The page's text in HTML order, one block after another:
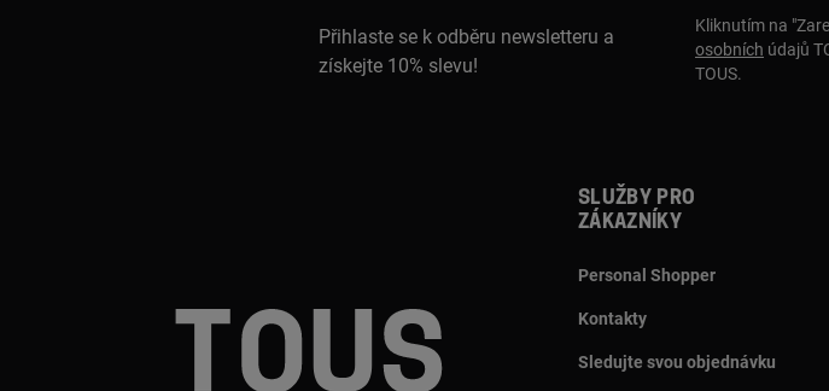
Přihlaste se k odběru newsletteru a
získejte 10% slevu!
Kliknutím na
osobních údajů
TOUS.
Služby pro
zákazníky
Personal Shopper
Kontakty
Sledujte svou objednávku